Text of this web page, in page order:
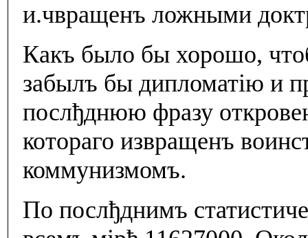
и.чвращенъ ложными
Какъ было бы хорошо,
забылъ бы дипломатiю и
послђднюю фразу
котораго извращенъ
коммунизмомъ.
По послђднимъ